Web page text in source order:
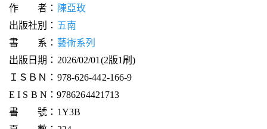
作 者： 陳亞玫
出版社別： 五南
書 系： 藝術系列
出版日期：2026/02/01(2版1刷)
ＩＳＢＮ：978-626-442-166-9
E I S B N：9786264421713
書 號：1Y3B